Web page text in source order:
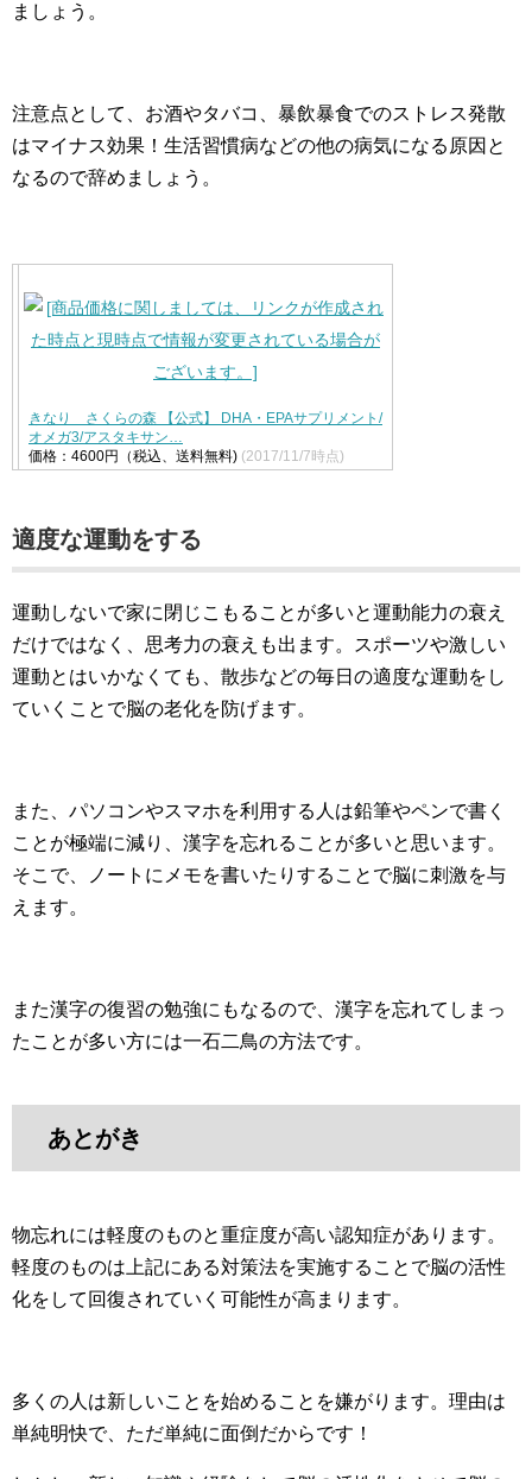
ましょう。
注意点として、お酒やタバコ、暴飲暴食でのストレス発散
はマイナス効果！生活習慣病などの他の病気になる原因と
なるので辞めましょう。
きなり さくらの森 【公式】 DHA・EPAサプリメント/
オメガ3/アスタキサン…
価格：4600円（税込、送料無料) (2017/11/7時点)
適度な運動をする
運動しないで家に閉じこもることが多いと運動能力の衰え
だけではなく、思考力の衰えも出ます。スポーツや激しい
運動とはいかなくても、散歩などの毎日の適度な運動をし
ていくことで脳の老化を防げます。
また、パソコンやスマホを利用する人は鉛筆やペンで書く
ことが極端に減り、漢字を忘れることが多いと思います。
そこで、ノートにメモを書いたりすることで脳に刺激を与
えます。
また漢字の復習の勉強にもなるので、漢字を忘れてしまっ
たことが多い方には一石二鳥の方法です。
あとがき
物忘れには軽度のものと重症度が高い認知症があります。
軽度のものは上記にある対策法を実施することで脳の活性
化をして回復されていく可能性が高まります。
多くの人は新しいことを始めることを嫌がります。理由は
単純明快で、ただ単純に面倒だからです！